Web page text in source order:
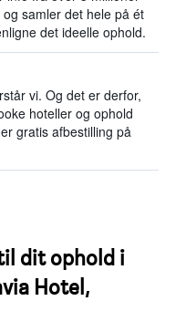
samler det hele på ét
det ideelle ophold.
vi. Og det er derfor,
hoteller og ophold
gratis afbestilling på
dit ophold i
Hotel,